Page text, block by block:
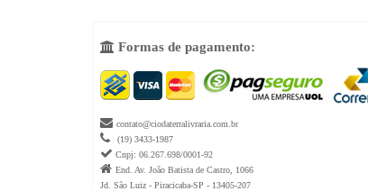
 Formas de pagamento:
 contato@ciodaterralivraria.com.br
 (19) 3433-1987
 Cnpj: 06.267.698/0001-92
 End. Av. João Batista de Castro, 1066
Jd. São Luiz - Piracicaba-SP - 13405-207